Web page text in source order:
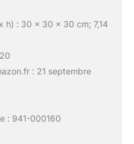
h) : 30 x 30 x 30 cm; 7,14
: 21 septembre
: 941-000160